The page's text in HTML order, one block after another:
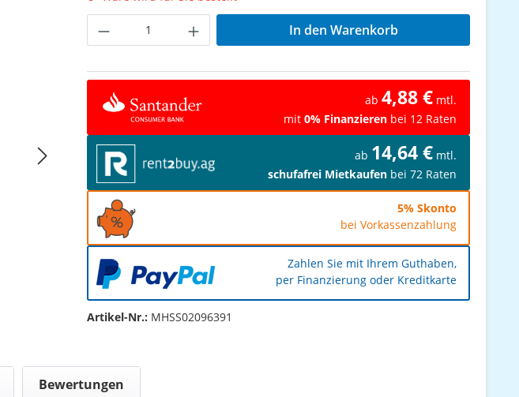
Produkt Anzahl: Gib den gewünschten Wert
In den Warenkorb
ab 4,88 € mtl.
mit 0% Finanzieren bei 12 Raten
ab 14,64 € mtl.
schufafrei Mietkaufen bei 72 Raten
5% Skonto
bei Vorkassenzahlung
Zahlen Sie mit Ihrem Guthaben,
per Finanzierung oder Kreditkarte
Artikel-Nr.: MHSS02096391
Bewertungen